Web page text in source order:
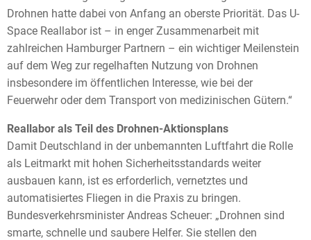
Drohnen hatte dabei von Anfang an oberste Priorität. Das U-
Space Reallabor ist – in enger Zusammenarbeit mit
zahlreichen Hamburger Partnern – ein wichtiger Meilenstein
auf dem Weg zur regelhaften Nutzung von Drohnen
insbesondere im öffentlichen Interesse, wie bei der
Feuerwehr oder dem Transport von medizinischen Gütern.“
Reallabor als Teil des Drohnen-Aktionsplans
Damit Deutschland in der unbemannten Luftfahrt die Rolle
als Leitmarkt mit hohen Sicherheitsstandards weiter
ausbauen kann, ist es erforderlich, vernetztes und
automatisiertes Fliegen in die Praxis zu bringen.
Bundesverkehrsminister Andreas Scheuer: „Drohnen sind
smarte, schnelle und saubere Helfer. Sie stellen den